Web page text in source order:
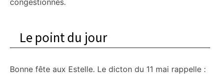
congestionnés.
Le point du jour
Bonne fête aux Estelle. Le dicton du 11 mai rappelle :